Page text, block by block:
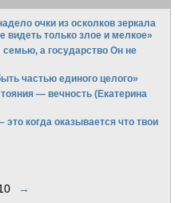
очки из осколков зеркала
только злое и мелкое»
а государство Он не
частью единого целого»
— вечность (Екатерина
когда оказывается что твои
→